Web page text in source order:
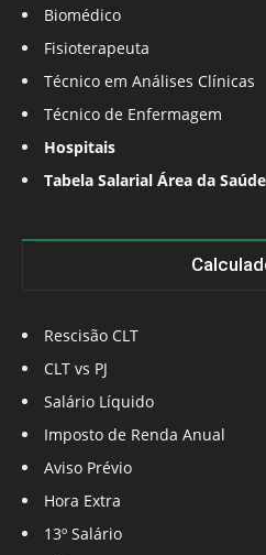
Biomédico
Fisioterapeuta
Técnico em Análises Clínicas
Técnico de Enfermagem
Hospitais
Tabela Salarial Área da Saúde
Rescisão CLT
CLT vs PJ
Salário Líquido
Imposto de Renda Anual
Aviso Prévio
Hora Extra
13º Salário